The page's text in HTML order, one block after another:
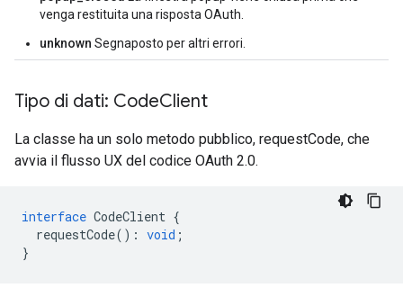
venga restituita una risposta OAuth.
unknown Segnaposto per altri errori.
Tipo di dati: CodeClient
La classe ha un solo metodo pubblico, requestCode, che
avvia il flusso UX del codice OAuth 2.0.
interface CodeClient {
requestCode() : void ;
}